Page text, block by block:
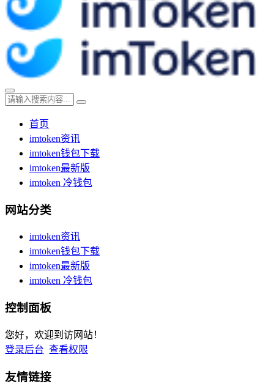
首页
imtoken资讯
imtoken钱包下载
imtoken最新版
imtoken 冷钱包
网站分类
imtoken资讯
imtoken钱包下载
imtoken最新版
imtoken 冷钱包
控制面板
您好，欢迎到访网站！
登录后台 查看权限
友情链接